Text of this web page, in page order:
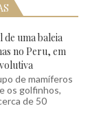
uma baleia
no Peru, em
de mamíferos
os golfinhos,
de 50